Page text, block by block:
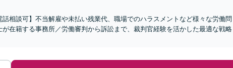
話相談可】不当解雇や未払い残業代、職場でのハラスメントなど様々な労働問
在籍する事務所／労働審判から訴訟まで、裁判官経験を活かした最適な戦略